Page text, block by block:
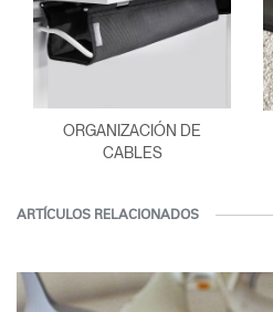
ORGANIZACIÓN DE
CABLES
ARTÍCULOS RELACIONADOS